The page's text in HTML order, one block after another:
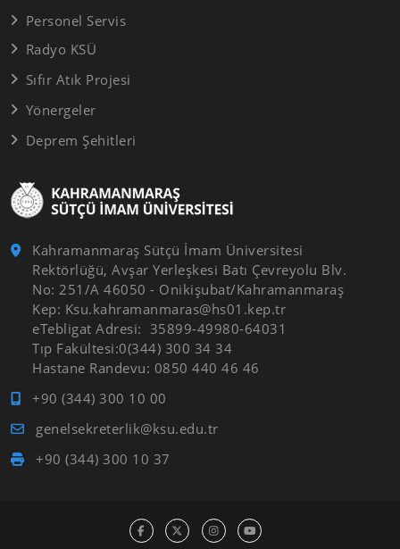
Kahramanmaraş Sütçü İmam Üniversitesi
Rektörlüğü, Avşar Yerleşkesi Batı Çevreyolu Blv.
No: 251/A 46050 - Onikişubat/Kahramanmaraş
Kep: Ksu.kahramanmaras@hs01.kep.tr
eTebligat Adresi: 35899-49980-64031
Tıp Fakültesi:0(344) 300 34 34
Hastane Randevu: 0850 440 46 46
+90 (344) 300 10 00
genelsekreterlik@ksu.edu.tr
+90 (344) 300 10 37
Personel Servis
Radyo KSÜ
Sıfır Atık Projesi
Yönergeler
Deprem Şehitleri